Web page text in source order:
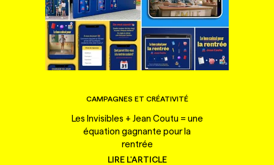
CAMPAGNES ET CRÉATIVITÉ
Les Invisibles + Jean Coutu = une
équation gagnante pour la
rentrée
LIRE L'ARTICLE